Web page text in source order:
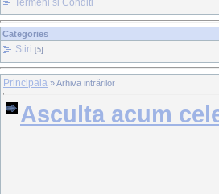
Termeni si Conditi
Categories
Stiri [5]
Principala »Arhiva intrărilor
Asculta acum